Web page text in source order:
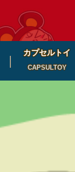
カプセルトイ
CAPSULTOY